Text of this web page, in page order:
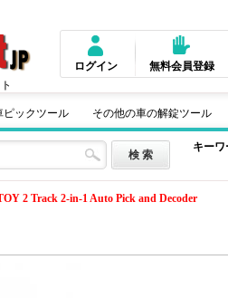
ログイン 無料会員登録
ピックツール その他の車の解錠ツール
キーワ
2 Track 2-in-1 Auto Pick and Decoder